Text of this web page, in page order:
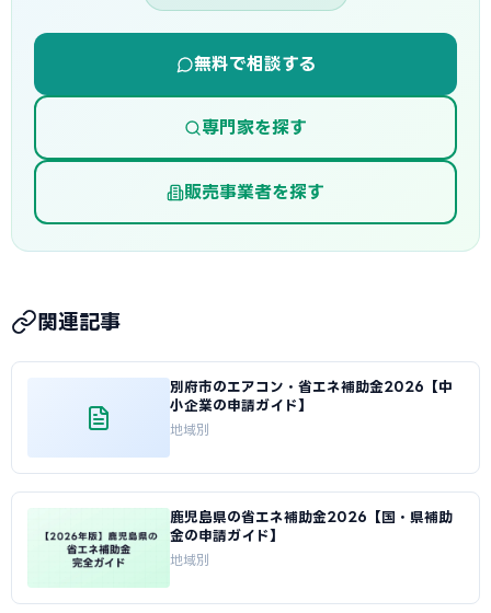
無料で相談する
専門家を探す
販売事業者を探す
関連記事
別府市のエアコン・省エネ補助金2026【中
小企業の申請ガイド】
地域別
鹿児島県の省エネ補助金2026【国・県補助
金の申請ガイド】
地域別